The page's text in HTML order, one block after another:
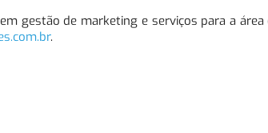
gestão de marketing e serviços para a área
.